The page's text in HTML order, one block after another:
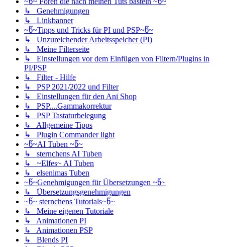
↳ Genehmigungen
↳ Linkbanner
~წ~Tipps und Tricks für PI und PSP~წ~
↳ Unzureichender Arbeitsspeicher (PI)
↳ Meine Filterseite
↳ Einstellungen vor dem Einfügen von Filtern/Plugins in
PI/PSP
↳ Filter - Hilfe
↳ PSP 2021/2022 und Filter
↳ Einstellungen für den Ani Shop
↳ PSP....Gammakorrektur
↳ PSP Tastaturbelegung
↳ Allgemeine Tipps
↳ Plugin Commander light
~წ~AI Tuben ~წ~
↳ sternchens AI Tuben
↳ ~Elfes~ AI Tuben
↳ elsenimas Tuben
~წ~Genehmigungen für Übersetzungen ~წ~
↳ Übersetzungsgenehmigungen
~წ~ sternchens Tutorials~წ~
↳ Meine eigenen Tutoriale
↳ Animationen PI
↳ Animationen PSP
↳ Blends PI